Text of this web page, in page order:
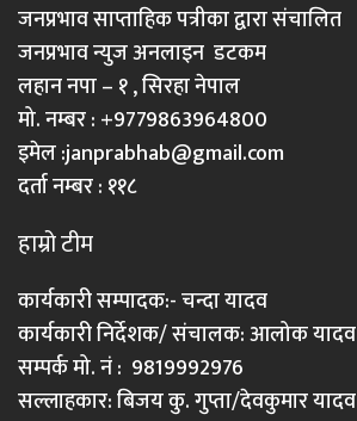
जनप्रभाव साप्ताहिक पत्रीका द्वारा संचालित
जनप्रभाव न्युज अनलाइन डटकम
लहान नपा – १ , सिरहा नेपाल
मो. नम्बर : +9779863964800
इमेल :janprabhab@gmail.com
दर्ता नम्बर : ११८
हाम्रो टीम
कार्यकारी सम्पादक:- चन्दा यादव
कार्यकारी निर्देशक/ संचालक: आलोक यादव
सम्पर्क मो. नं : 9819992976
सल्लाहकार: बिजय कु. गुप्ता/देवकुमार यादव